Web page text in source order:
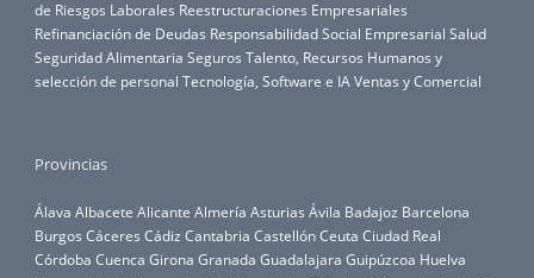
de Riesgos Laborales Reestructuraciones Empresariales
Refinanciación de Deudas Responsabilidad Social Empresarial Salud
Seguridad Alimentaria Seguros Talento, Recursos Humanos y
selección de personal Tecnología, Software e IA Ventas y Comercial
Provincias
Álava Albacete Alicante Almería Asturias Ávila Badajoz Barcelona
Burgos Cáceres Cádiz Cantabria CastellónCeuta Ciudad Real
Córdoba Cuenca Girona Granada Guadalajara Guipúzcoa Huelva